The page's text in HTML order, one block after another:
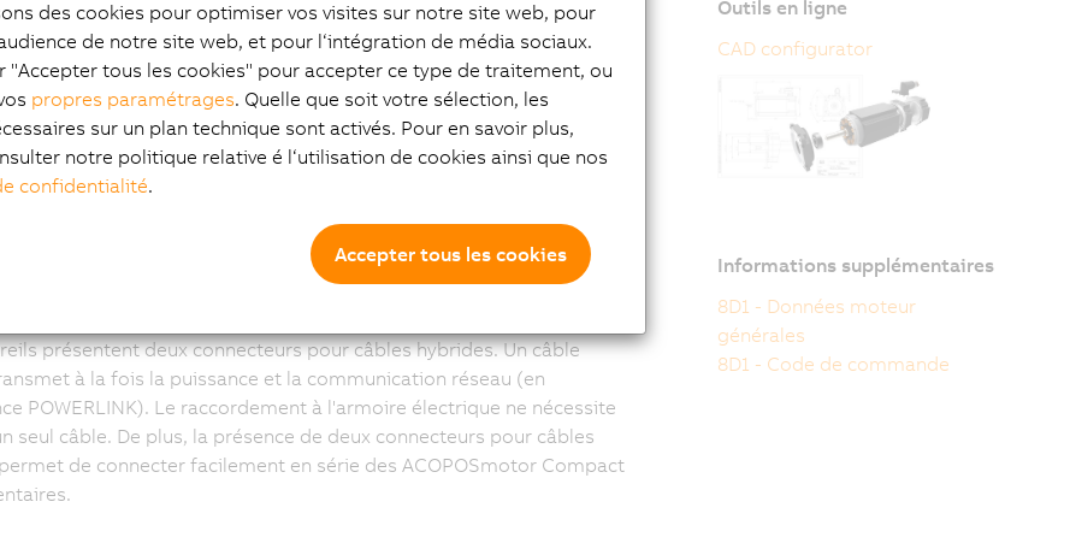
une plage de puissance allant jusqu'à 0,35 kW. Les dimensions du
plus compact ne dépassent pas 60 mm x 90 mm (l x h). Malgré leurs
très réduites, ils comportent un servovariateur dont les
permettent de réduire le temps de cycle des boucles
à 50 µs. Ils sont également proposés avec un réducteur et un
Outils en ligne
CAD configurator
présentent deux connecteurs pour câbles hybrides. Un câble
à la fois la puissance et la communication réseau (en
POWERLINK). Le raccordement à l'armoire électrique ne nécessite
seul câble. De plus, la présence de deux connecteurs pour câbles
de connecter facilement en série des ACOPOSmotor Compact
Informations supplémentaires
8D1 - Données moteur
générales
8D1 - Code de commande
des cookies pour optimiser vos visites sur notre site web, pour
de notre site web, et pour l‘intégration de média sociaux.
"Accepter tous les cookies" pour accepter ce type de traitement, ou
propres paramétrages. Quelle que soit votre sélection, les
sur un plan technique sont activés. Pour en savoir plus,
notre politique relative é l‘utilisation de cookies ainsi que nos
confidentialité.
Accepter tous les cookies